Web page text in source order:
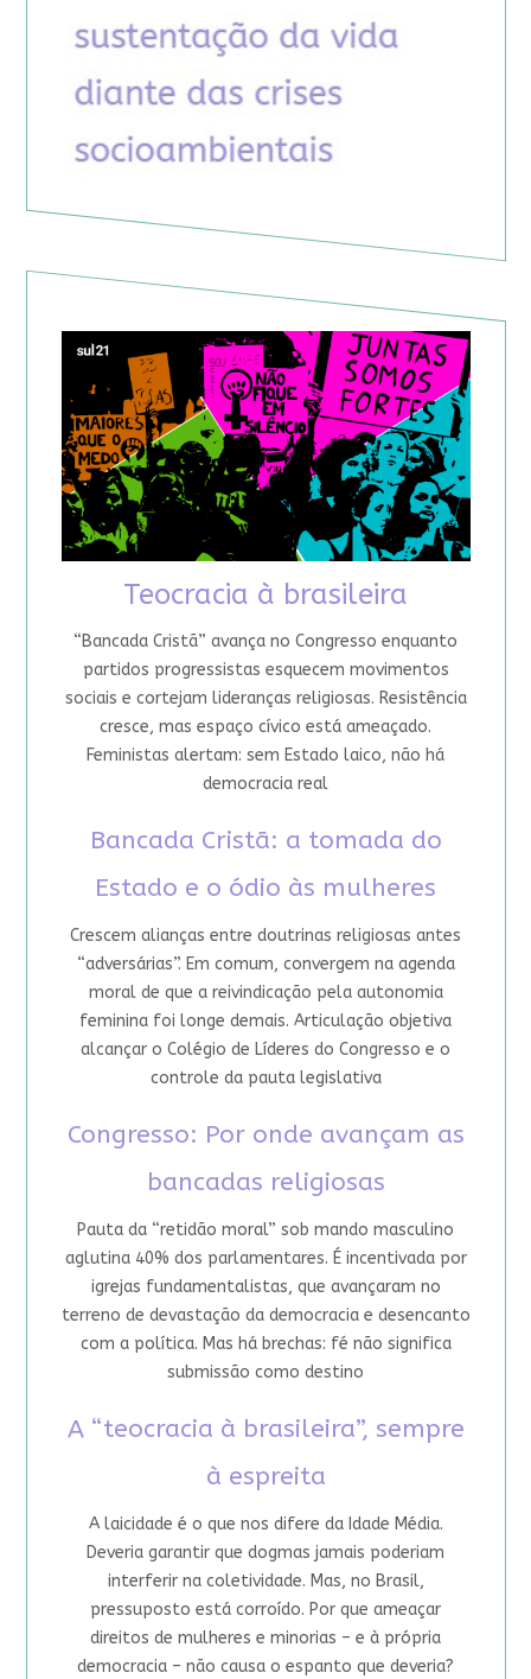
Teocracia à brasileira
“Bancada Cristã” avança no Congresso enquanto
partidos progressistas esquecem movimentos
sociais e cortejam lideranças religiosas. Resistência
cresce, mas espaço cívico está ameaçado.
Feministas alertam: sem Estado laico, não há
democracia real
Bancada Cristã: a tomada do
Estado e o ódio às mulheres
Crescem alianças entre doutrinas religiosas antes
“adversárias”. Em comum, convergem na agenda
moral de que a reivindicação pela autonomia
feminina foi longe demais. Articulação objetiva
alcançar o Colégio de Líderes do Congresso e o
controle da pauta legislativa
Congresso: Por onde avançam as
bancadas religiosas
Pauta da “retidão moral” sob mando masculino
aglutina 40% dos parlamentares. É incentivada por
igrejas fundamentalistas, que avançaram no
terreno de devastação da democracia e desencanto
com a política. Mas há brechas: fé não significa
submissão como destino
A “teocracia à brasileira”, sempre
à espreita
A laicidade é o que nos difere da Idade Média.
Deveria garantir que dogmas jamais poderiam
interferir na coletividade. Mas, no Brasil,
pressuposto está corroído. Por que ameaçar
direitos de mulheres e minorias – e à própria
democracia – não causa o espanto que deveria?